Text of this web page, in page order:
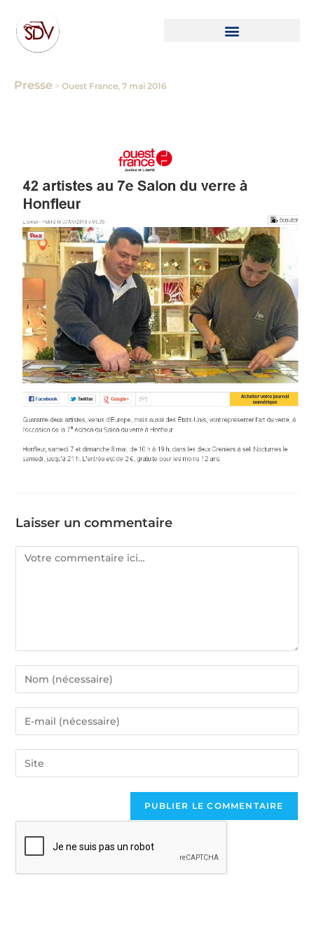
Presse > Ouest France, 7 mai 2016
Laisser un commentaire